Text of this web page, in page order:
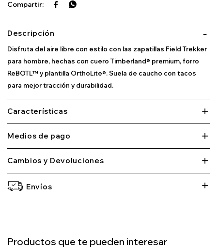
 
Descripción
Disfruta del aire libre con estilo con las zapatillas Field Trekker
para hombre, hechas con cuero Timberland® premium, forro
ReBOTL™ y plantilla OrthoLite®. Suela de caucho con tacos
para mejor tracción y durabilidad.
Características
Medios de pago
Cambios y Devoluciones
Envíos
Productos que te pueden interesar